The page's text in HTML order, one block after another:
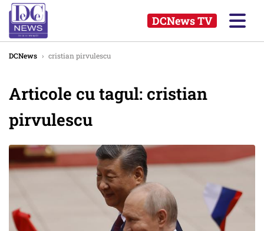
DCNews TV
DCNews › cristian pirvulescu
Articole cu tagul: cristian
pirvulescu